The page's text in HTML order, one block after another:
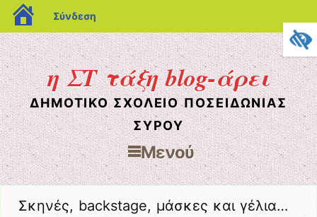
blogs.sch.gr
Σύνδεση
η ΣΤ τάξη blog-άρει
ΔΗΜΟΤΙΚΌ ΣΧΟΛΕΊΟ ΠΟΣΕΙΔΩΝΊΑΣ
ΣΎΡΟΥ
Μενού
Μετάβαση στο περιεχόμενο
Σκηνές, backstage, μάσκες και γέλια…